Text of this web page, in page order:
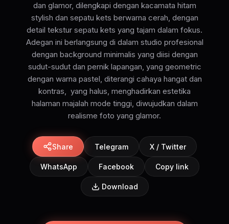
dan glamor, dilengkapi dengan kacamata hitam
stylish dan sepatu kets berwarna cerah, dengan
detail tekstur sepatu kets yang tajam dalam fokus.
Adegan ini berlangsung di dalam studio profesional
dengan background minimalis yang diisi dengan
sudut-sudut dan pernik lapangan, yang geometric
dengan warna pastel, diterangi cahaya hangat dan
kontras, yang halus, menghadirkan estetika
halaman majalah mode tinggi, diwujudkan dalam
realisme foto yang glamor.
Share Telegram X / Twitter
WhatsApp Facebook Copy link
Download